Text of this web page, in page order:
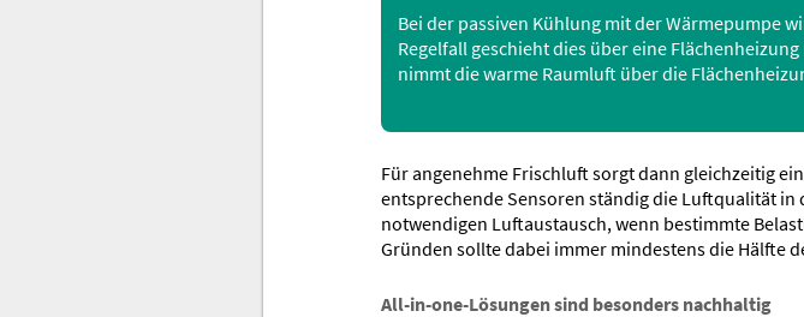
Bei der passiven Kühlung mit der Wärmepumpe
Regelfall geschieht dies über eine
nimmt die warme Raumluft über die
Für angenehme Frischluft sorgt dann gleichzeitig
entsprechende Sensoren ständig die Luftqualität
notwendigen Luftaustausch, wenn bestimmte
Gründen sollte dabei immer mindestens die Hälfte
All-in-one-Lösungen sind besonders nachhaltig